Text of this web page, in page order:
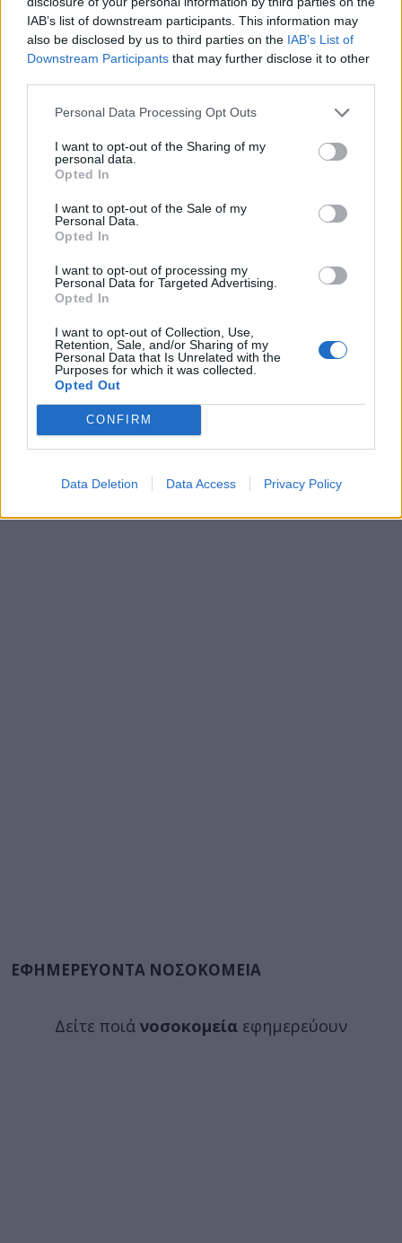
IAB’s list of downstream participants. This information may
also be disclosed by us to third parties on the IAB’s List of
Downstream Participants that may further disclose it to other
Personal Data Processing Opt Outs
I want to opt-out of the Sharing of my
personal data.
Opted In
I want to opt-out of the Sale of my
Personal Data.
Opted In
I want to opt-out of processing my
Personal Data for Targeted Advertising.
Opted In
I want to opt-out of Collection, Use,
Retention, Sale, and/or Sharing of my
Personal Data that Is Unrelated with the
Purposes for which it was collected.
Opted Out
CONFIRM
Data Deletion Data Access Privacy Policy
ΕΙΔΗΣΕΙΣ 07 Αυγούστου 2026 19:33
ΙΣΑ: «Καμπανάκι» για τον ιό του Δυτικού Νείλου στην
Αττική – Τι ζητά από τις Αρχές
ΔΙΑΤΡΟΦΗ 07 Αυγούστου 2026
Κεχρί: Πώς μια ενισχυμένη ποικιλία μπορεί να
«γεμίσει» σίδηρο τα παιδιά, χωρίς παρενέργειες
ΕΦΗΜΕΡΕΥΟΝΤΑ ΝΟΣΟΚΟΜΕΙΑ
Δείτε ποιά νοσοκομεία εφημερεύουν